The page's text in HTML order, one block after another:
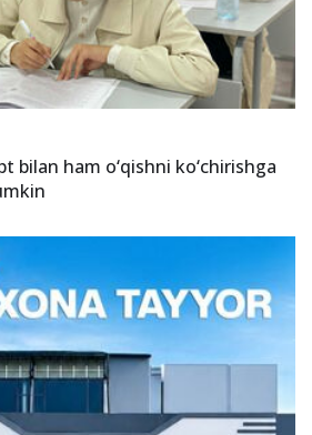
bilan ham o‘qishni ko‘chirishga